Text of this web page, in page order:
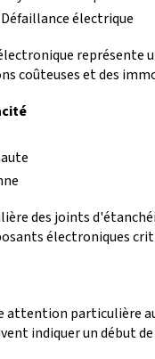
Défaillance électrique
représente
coûteuses et des
des joints
électroniques
attention particulière
indiquer un début